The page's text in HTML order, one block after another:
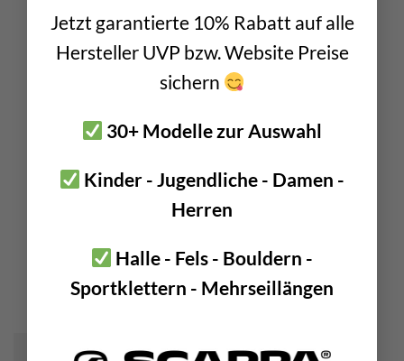
Jetzt garantierte 10% Rabatt auf alle
Hersteller UVP bzw. Website Preise
sichern
30+ Modelle zur Auswahl
Kinder - Jugendliche - Damen -
Herren
Halle - Fels - Bouldern -
Sportklettern - Mehrseillängen
Der CT Alpin Tour Tech ist ein Paradebeispiel für ein